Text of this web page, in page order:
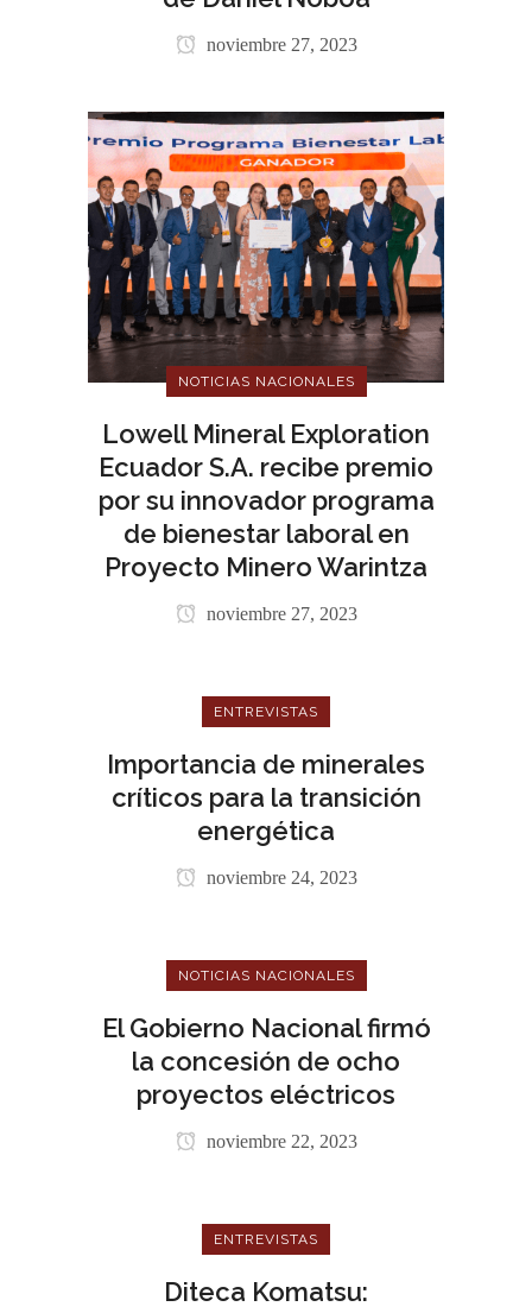
noviembre 27, 2023
NOTICIAS NACIONALES
Lowell Mineral Exploration
Ecuador S.A. recibe premio
por su innovador programa
de bienestar laboral en
Proyecto Minero Warintza
noviembre 27, 2023
ENTREVISTAS
Importancia de minerales
críticos para la transición
energética
noviembre 24, 2023
NOTICIAS NACIONALES
El Gobierno Nacional firmó
la concesión de ocho
proyectos eléctricos
noviembre 22, 2023
ENTREVISTAS
Diteca Komatsu: